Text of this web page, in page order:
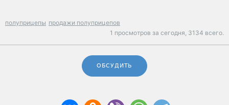
полуприцепы продажи полуприцепов
1 просмотров за сегодня, 3134 всего.
ОБСУДИТЬ